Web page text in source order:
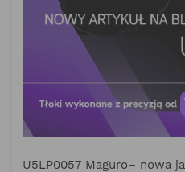
U5LP0057 Maguro– nowa